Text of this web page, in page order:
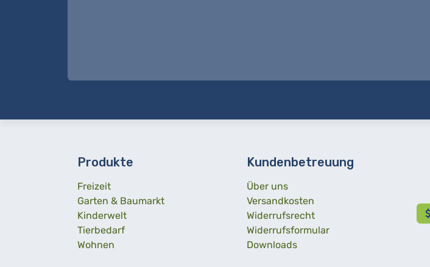
Produkte
Freizeit
Garten & Baumarkt
Kinderwelt
Tierbedarf
Wohnen
Kundenbetreuung
Über uns
Versandkosten
Widerrufsrecht
Widerrufsformular
Downloads